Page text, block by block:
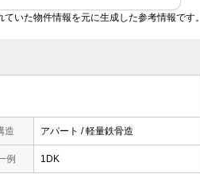
いた物件情報を元に生成した参考情報です。
造 アパート / 軽量鉄骨造
例 1DK